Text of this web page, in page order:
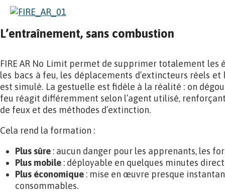
L’entraînement, sans combustion
FIRE AR No Limit permet de supprimer totalement les
les bacs à feu, les déplacements d’extincteurs réels
est simulé. La gestuelle est fidèle à la réalité : on
feu réagit différemment selon l’agent utilisé,
de feux et des méthodes d’extinction.
Cela rend la formation :
Plus sûre : aucun danger pour les apprenants, les
Plus mobile : déployable en quelques minutes
Plus économique : mise en œuvre presque
consommables.